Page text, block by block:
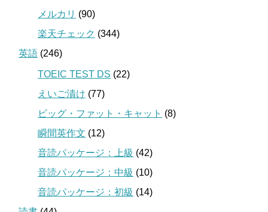
メルカリ (90)
楽天チェック (344)
英語 (246)
TOEIC TEST DS (22)
えいご漬け (77)
ビッグ・ファット・キャット (8)
瞬間英作文 (12)
音読パッケージ：上級 (42)
音読パッケージ：中級 (10)
音読パッケージ：初級 (14)